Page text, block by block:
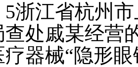
江省杭州市
查处戚某经营
疗器械“隐形